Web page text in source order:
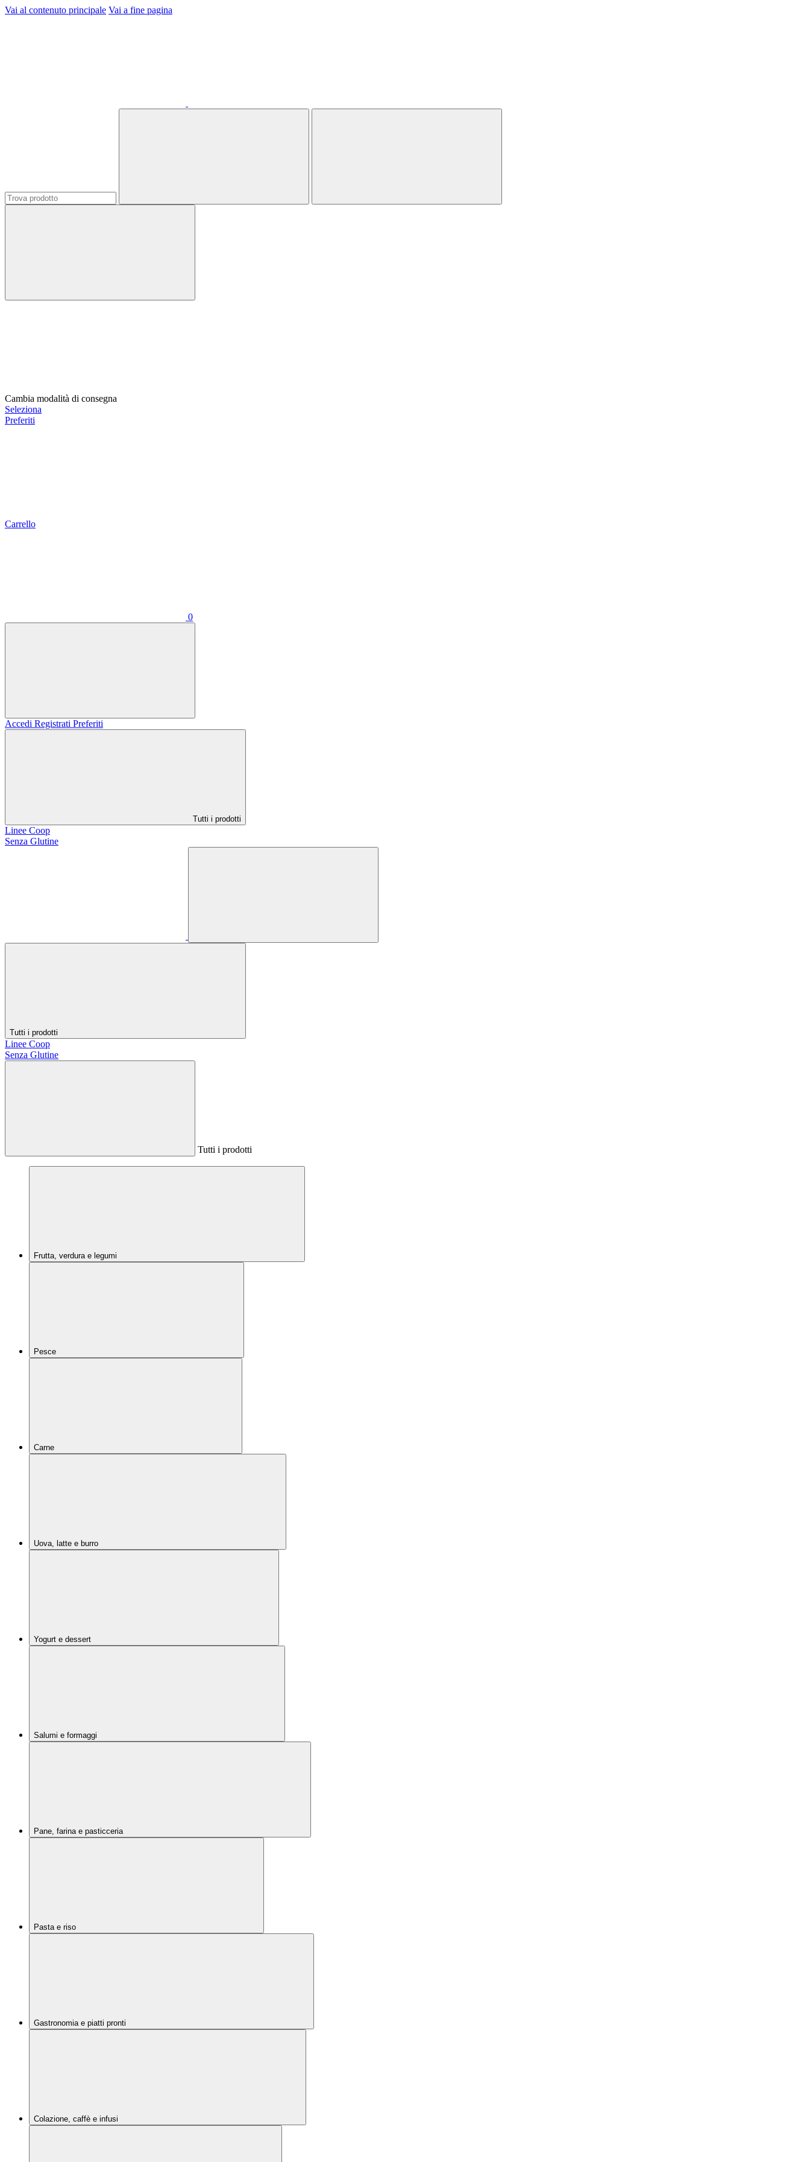
Vai al contenuto principale Vai a fine pagina
Cambia modalità di consegna
Seleziona
Preferiti
Carrello
0
Accedi Registrati Preferiti
Tutti i prodotti
Linee Coop
Senza Glutine
Tutti i prodotti
Linee Coop
Senza Glutine
Tutti i prodotti
Frutta, verdura e legumi
Pesce
Carne
Uova, latte e burro
Yogurt e dessert
Salumi e formaggi
Pane, farina e pasticceria
Pasta e riso
Gastronomia e piatti pronti
Colazione, caffè e infusi